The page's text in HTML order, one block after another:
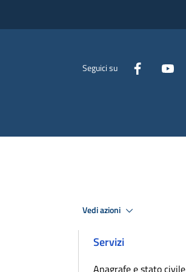
Seguici su
Vedi azioni
Servizi
Anagrafe e stato civile